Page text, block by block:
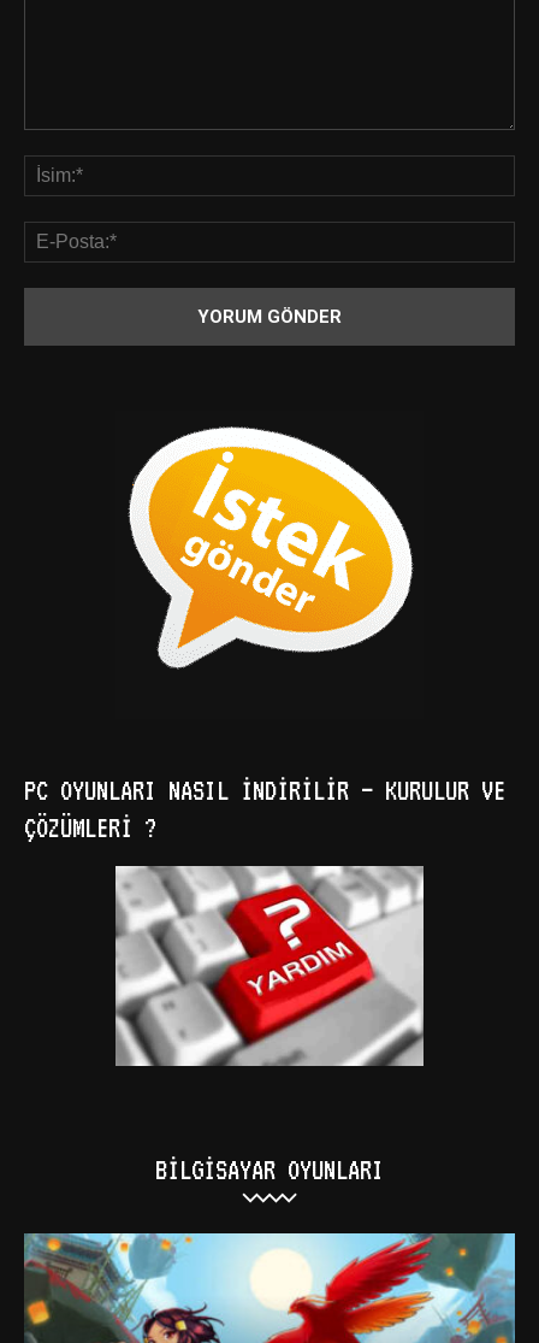
PC OYUNLARI NASIL İNDIRILIR – KURULUR VE
ÇÖZÜMLERI ?
BILGISAYAR OYUNLARI